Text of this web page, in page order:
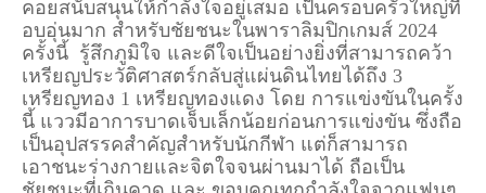
คอยสนับสนุนให้กำลังใจอยู่เสมอ เป็นครอบครัวใหญ่ที่
อบอุ่นมาก สำหรับชัยชนะในพาราลิมปิกเกมส์ 2024
ครั้งนี้ รู้สึกภูมิใจ และดีใจเป็นอย่างยิ่งที่สามารถคว้า
เหรียญประวัติศาสตร์กลับสู่แผ่นดินไทยได้ถึง 3
เหรียญทอง 1 เหรียญทองแดง โดย การแข่งขันในครั้ง
นี้ แววมีอาการบาดเจ็บเล็กน้อยก่อนการแข่งขัน ซึ่งถือ
เป็นอุปสรรคสำคัญสำหรับนักกีฬา แต่ก็สามารถ
เอาชนะร่างกายและจิตใจจนผ่านมาได้ ถือเป็น